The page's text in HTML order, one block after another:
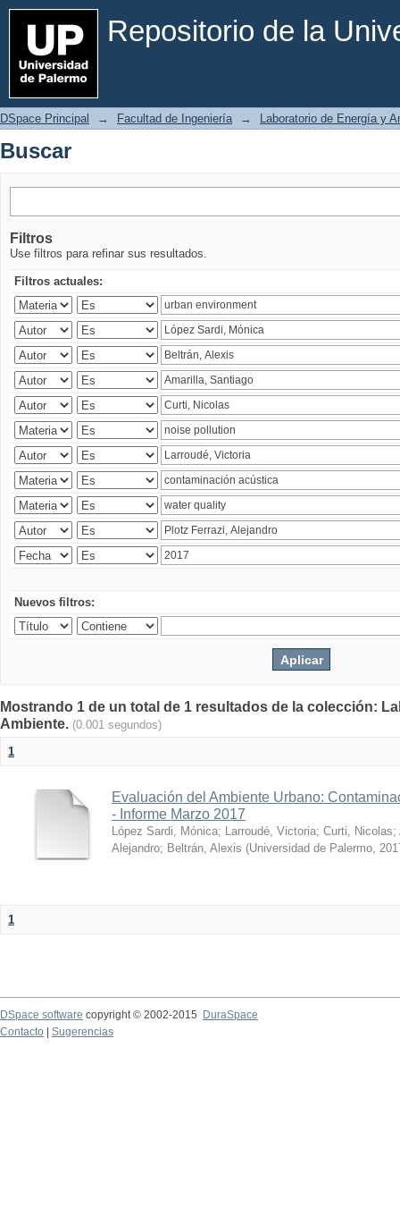
Repositorio de la
Buscar
DSpace Principal → Facultad de Ingeniería → Laboratorio de Energía y
Buscar
Filtros
Use filtros para refinar sus resultados.
Filtros actuales:
Nuevos filtros:
Mostrando 1 de un total de 1 resultados de la colección:
Ambiente. (0.001 segundos)
1
Evaluación del Ambiente Urbano:
- Informe Marzo 2017
López Sardi, Mónica; Larroudé, Victoria; Curti, Nicolas;
Alejandro; Beltrán, Alexis (Universidad de Palermo,
1
DSpace software copyright © 2002-2015
DuraSpace
Contacto
Sugerencias